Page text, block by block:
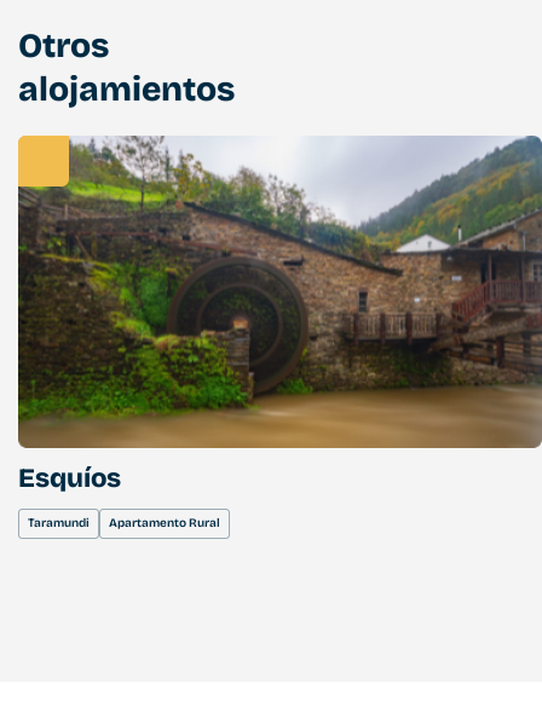
Otros
alojamientos
Esquíos
Taramundi Apartamento Rural